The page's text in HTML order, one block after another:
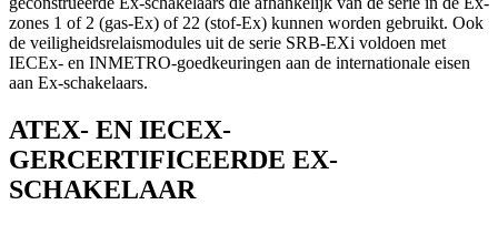
zones 1 of 2 (gas-Ex) of 22 (stof-Ex) kunnen worden gebruikt. Ook
de veiligheidsrelaismodules uit de serie SRB-EXi voldoen met
IECEx- en INMETRO-goedkeuringen aan de internationale eisen
aan Ex-schakelaars.
ATEX- EN IECEX-
GERCERTIFICEERDE EX-
SCHAKELAAR